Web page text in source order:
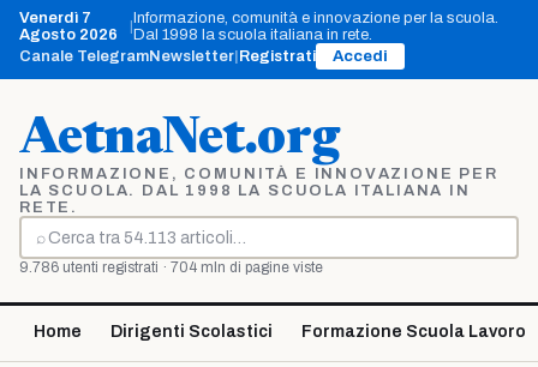
Vai
contenuto
Venerdì 7
Agosto 2026
Informazione, comunità e innovazione per la scuola.
Dal 1998 la scuola italiana in rete.
Canale TelegramNewsletter Registrati Accedi
AetnaNet.org
INFORMAZIONE, COMUNITÀ E INNOVAZIONE PER
LA SCUOLA. DAL 1998 LA SCUOLA ITALIANA IN
RETE.
⌕
Cerca
9.786 utenti registrati · 704 mln di pagine viste
Home Dirigenti Scolastici Formazione Scuola Lavoro